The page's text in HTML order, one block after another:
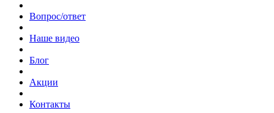
Вопрос/ответ
Наше видео
Блог
Акции
Контакты